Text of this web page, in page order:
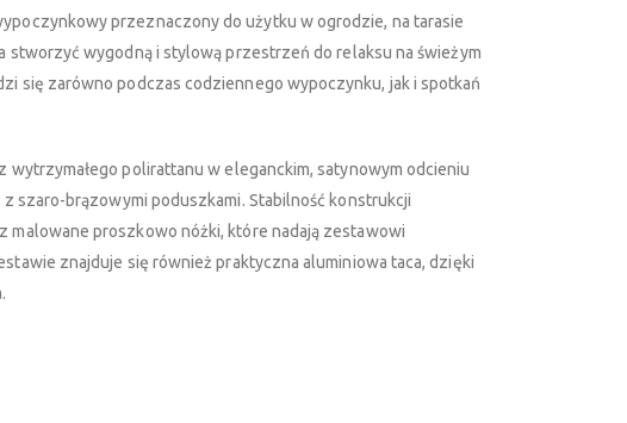
przeznaczony do użytku w ogrodzie, na tarasie
stworzyć wygodną i stylową przestrzeń do relaksu na świeżym
się zarówno podczas codziennego wypoczynku, jak i spotkań
wytrzymałego polirattanu w eleganckim, satynowym odcieniu
szaro-brązowymi poduszkami. Stabilność konstrukcji
malowane proszkowo nóżki, które nadają zestawowi
znajduje się również praktyczna aluminiowa taca, dzięki